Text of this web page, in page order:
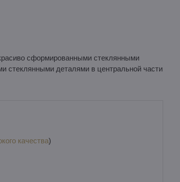
сформированными стеклянными
стеклянными деталями в центральной части
качества)